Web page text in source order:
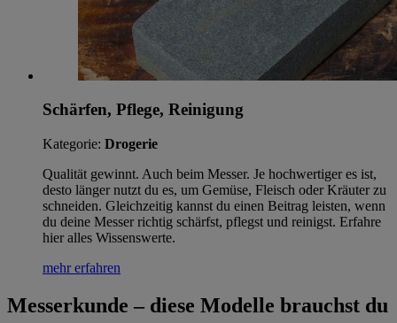
Schärfen, Pflege, Reinigung
Kategorie: Drogerie
Qualität gewinnt. Auch beim Messer. Je hochwertiger es ist,
desto länger nutzt du es, um Gemüse, Fleisch oder Kräuter zu
schneiden. Gleichzeitig kannst du einen Beitrag leisten, wenn
du deine Messer richtig schärfst, pflegst und reinigst. Erfahre
hier alles Wissenswerte.
mehr erfahren
Messerkunde – diese Modelle brauchst du